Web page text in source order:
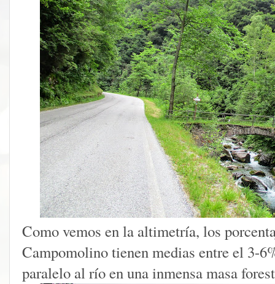
Como vemos en la altimetría, los
Campomolino tienen medias entre el 3-
paralelo al río en una inmensa masa